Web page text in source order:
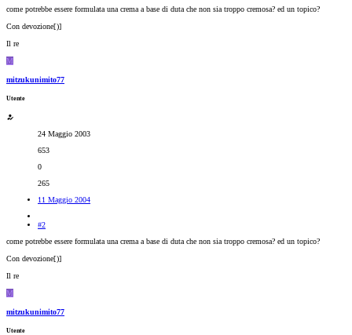
come potrebbe essere formulata una crema a base di duta che non sia troppo cremosa? ed un topico?
Con devozione[)]
Il re
M
mitzukunimito77
Utente
24 Maggio 2003
653
0
265
11 Maggio 2004
#2
come potrebbe essere formulata una crema a base di duta che non sia troppo cremosa? ed un topico?
Con devozione[)]
Il re
M
mitzukunimito77
Utente